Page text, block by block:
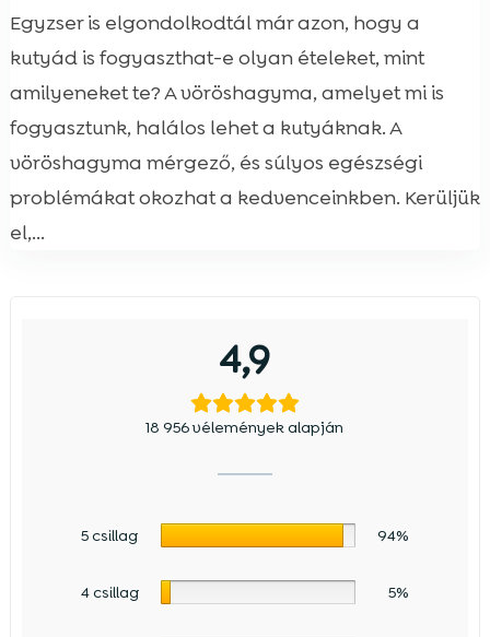
Egyzser is elgondolkodtál már azon, hogy a
kutyád is fogyaszthat-e olyan ételeket, mint
amilyeneket te? A vöröshagyma, amelyet mi is
fogyasztunk, halálos lehet a kutyáknak. A
vöröshagyma mérgező, és súlyos egészségi
problémákat okozhat a kedvenceinkben. Kerüljük
el,...
4,9
18 956 vélemények alapján
5 csillag 94%
4 csillag 5%